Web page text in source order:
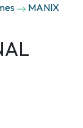
MANIX